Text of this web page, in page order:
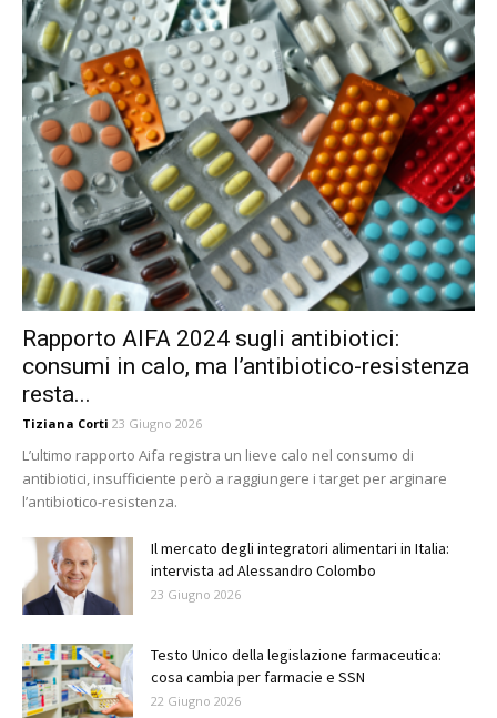
Rapporto AIFA 2024 sugli antibiotici:
consumi in calo, ma l’antibiotico-resistenza
resta...
Tiziana Corti 23 Giugno 2026
L’ultimo rapporto Aifa registra un lieve calo nel consumo di
antibiotici, insufficiente però a raggiungere i target per arginare
l’antibiotico-resistenza.
Il mercato degli integratori alimentari in Italia:
intervista ad Alessandro Colombo
23 Giugno 2026
Testo Unico della legislazione farmaceutica:
cosa cambia per farmacie e SSN
22 Giugno 2026